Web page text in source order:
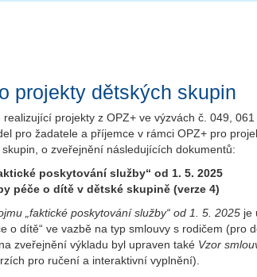
projekty dětských skupin
projekty z OPZ+ ve výzvách č. 049,
pro žadatele a příjemce v rámci OPZ+ pro
o zveřejnění následujících dokumentů:
poskytování služby“ od 1. 5. 2025
péče o dítě v dětské skupině (verze 4)
„faktické poskytování služby“ od 1. 5. 2025 je
o dítě“ ve vazbě na typ smlouvy s rodičem (pro
zveřejnění výkladu byl upraven také Vzor
pro ručení a interaktivní vyplnění).